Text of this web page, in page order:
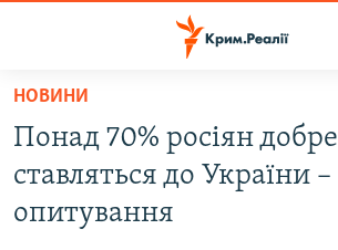
Перейти
основного
матеріалу
до
ВОДА.КРИМ
НОВИНИ
Понад 70% росіян добре
ставляться до України –
опитування